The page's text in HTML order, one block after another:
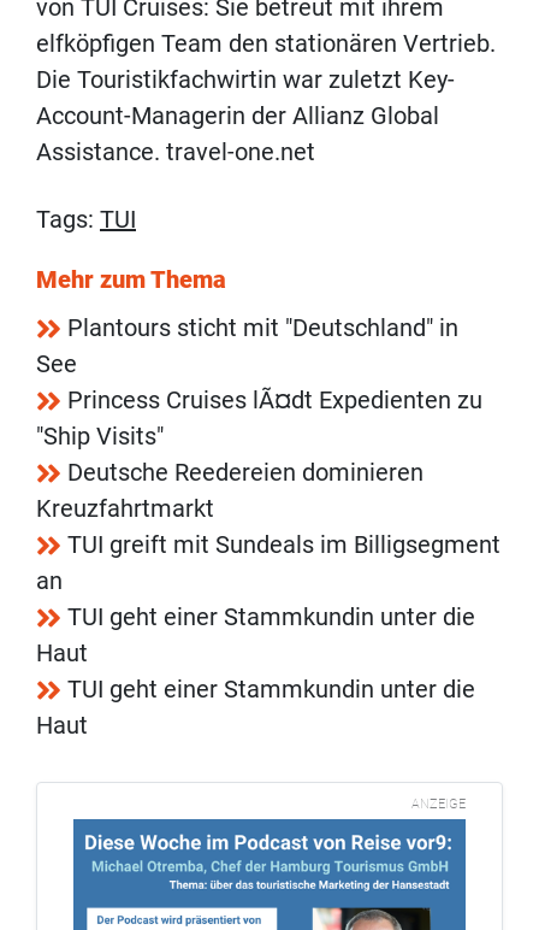
von TUI Cruises: Sie betreut mit ihrem
elfköpfigen Team den stationären Vertrieb.
Die Touristikfachwirtin war zuletzt Key-
Account-Managerin der Allianz Global
Assistance. travel-one.net
Tags: TUI
Mehr zum Thema
Plantours sticht mit "Deutschland" in
See
Princess Cruises lÃ¤dt Expedienten zu
"Ship Visits"
Deutsche Reedereien dominieren
Kreuzfahrtmarkt
TUI greift mit Sundeals im Billigsegment
an
TUI geht einer Stammkundin unter die
Haut
TUI geht einer Stammkundin unter die
Haut
ANZEIGE